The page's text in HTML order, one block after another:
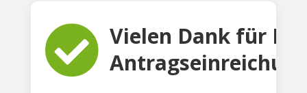
 Vielen Dank für